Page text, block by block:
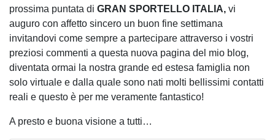
prossima puntata di GRAN SPORTELLO ITALIA, vi
auguro con affetto sincero un buon fine settimana
invitandovi come sempre a partecipare attraverso i vostri
preziosi commenti a questa nuova pagina del mio blog,
diventata ormai la nostra grande ed estesa famiglia non
solo virtuale e dalla quale sono nati molti bellissimi contatti
reali e questo è per me veramente fantastico!
A presto e buona visione a tutti…